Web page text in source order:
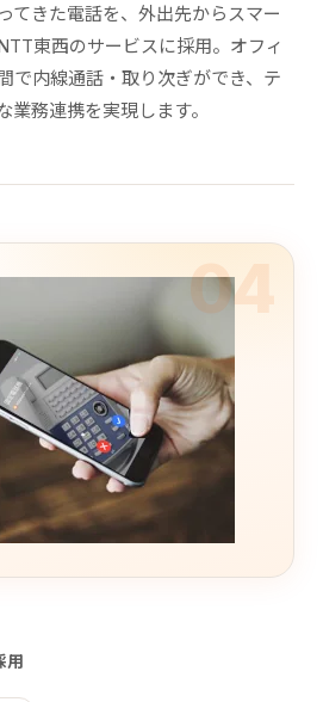
てきた電話を、外出先からスマー
東西のサービスに採用。オフィ
で内線通話・取り次ぎができ、テ
業務連携を実現します。
04
用